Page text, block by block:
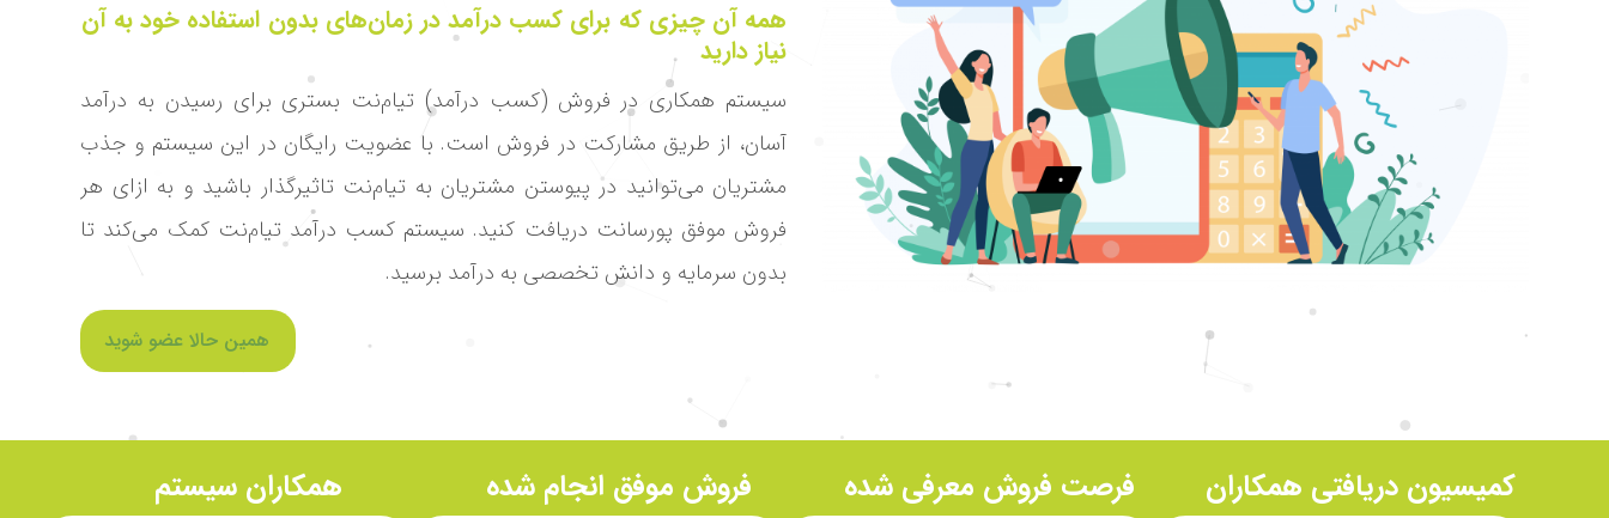
همه آن چیزی که برای کسب درآمددر زمان‌های بدون استفاده خودبه آن
نیاز دارید
سیستم همکاری در فروش (کسب درآمد) تیام‌نت بستری برای رسیدن به درآمد
آسان، از طریق مشارکت در فروش است. با عضویت رایگان در این سیستم و جذب
مشتریان می‌توانید در پیوستن مشتریان به تیام‌نت تاثیرگذار باشید و به ازای هر
فروش موفق پورسانت دریافت کنید. سیستم کسب درآمد تیام‌نت کمک می‌کند تا
بدون سرمایه و دانش تخصصی به درآمد برسید.
همین حالا عضو شوید
کمیسیون دریافتی همکاران فرصت فروش معرفی شده فروش موفق انجام شده همکاران سیستم